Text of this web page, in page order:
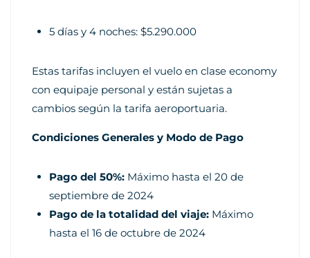
5 días y 4 noches: $5.290.000
Estas tarifas incluyen el vuelo en clase economy
con equipaje personal y están sujetas a
cambios según la tarifa aeroportuaria.
Condiciones Generales y Modo de Pago
Pago del 50%: Máximo hasta el 20 de
septiembre de 2024
Pago de la totalidad del viaje: Máximo
hasta el 16 de octubre de 2024